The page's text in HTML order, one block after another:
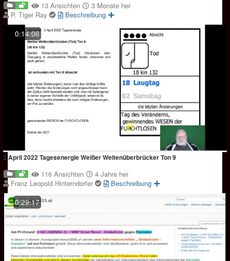
13 Ansichten
3 Monate her
P. Tiger Ray
Beschreibung
0:14:06
2 April 2022 Tagesenergie Weißer Weltenüberbrücker Ton 9
116 Ansichten
4 Jahre her
Franz Leopold Hinterndorfer
Beschreibung
0:29:17